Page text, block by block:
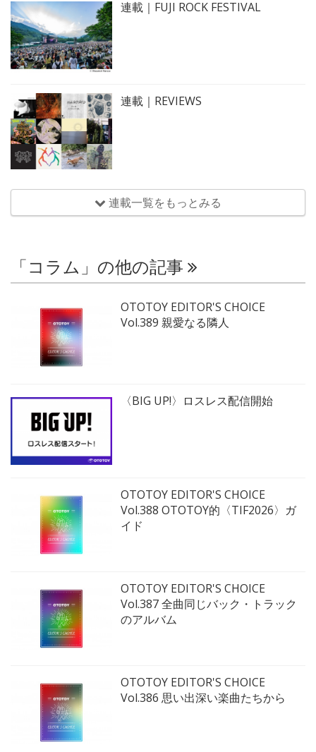
連載｜FUJI ROCK FESTIVAL
連載｜REVIEWS
連載一覧をもっとみる
「コラム」の他の記事
OTOTOY EDITOR'S CHOICE
Vol.389 親愛なる隣人
〈BIG UP!〉ロスレス配信開始
OTOTOY EDITOR'S CHOICE
Vol.388 OTOTOY的〈TIF2026〉ガ
イド
OTOTOY EDITOR'S CHOICE
Vol.387 全曲同じバック・トラック
のアルバム
OTOTOY EDITOR'S CHOICE
Vol.386 思い出深い楽曲たちから